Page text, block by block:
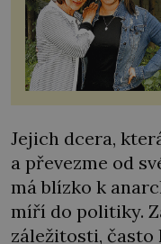
Jejich dcera,
a převezme od
má blízko k
míří do politiky.
záležitosti,